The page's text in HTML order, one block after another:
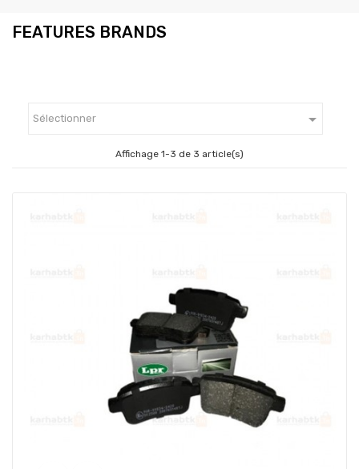
FEATURES BRANDS
Sélectionner 
Affichage 1-3 de 3 article(s)